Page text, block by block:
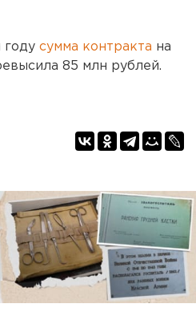
году сумма контракта на
85 млн рублей.